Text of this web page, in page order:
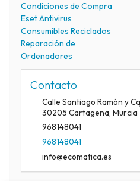
Condiciones de Compra
Eset Antivirus
Consumibles Reciclados
Reparación de
Ordenadores
Contacto
Calle Santiago Ramón y
30205 Cartagena, Murcia
968148041
968148041
info@ecomatica.es